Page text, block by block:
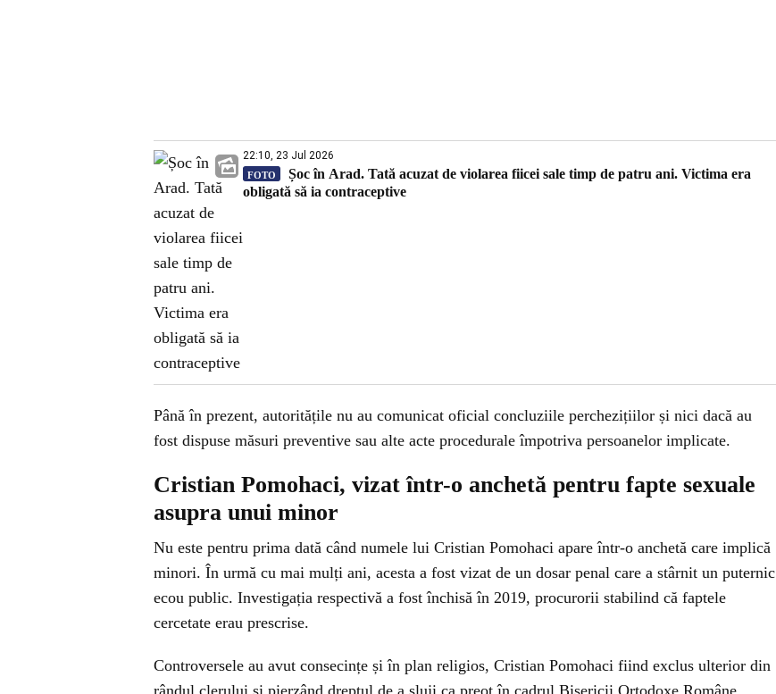
22:10, 23 Jul 2026
FOTO
Șoc în Arad. Tată acuzat de violarea fiicei sale timp de patru ani. Victima era
obligată să ia contraceptive
Până în prezent, autoritățile nu au comunicat oficial concluziile perchezițiilor și nici dacă au
fost dispuse măsuri preventive sau alte acte procedurale împotriva persoanelor implicate.
Cristian Pomohaci, vizat într-o anchetă pentru fapte sexuale
asupra unui minor
Nu este pentru prima dată când numele lui Cristian Pomohaci apare într-o anchetă care implică
minori. În urmă cu mai mulți ani, acesta a fost vizat de un dosar penal care a stârnit un puternic
ecou public. Investigația respectivă a fost închisă în 2019, procurorii stabilind că faptele
cercetate erau prescrise.
Controversele au avut consecințe și în plan religios, Cristian Pomohaci fiind exclus ulterior din
rândul clerului și pierzând dreptul de a sluji ca preot în cadrul Bisericii Ortodoxe Române.